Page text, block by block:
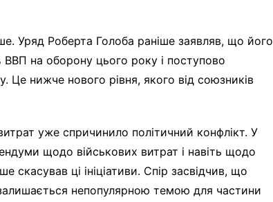
Уряд Роберта Голоба раніше заявляв, що його
на оборону цього року і поступово
нижче нового рівня, якого від союзників
уже спричинило політичний конфлікт. У
щодо військових витрат і навіть щодо
скасував ці ініціативи. Спір засвідчив, що
непопулярною темою для частини